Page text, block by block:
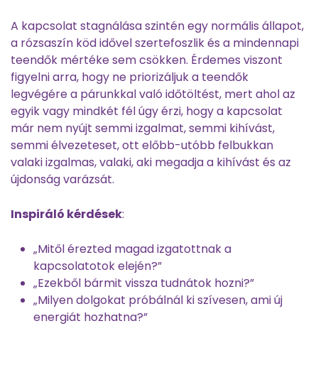
A kapcsolat stagnálása szintén egy normális állapot,
a rózsaszín köd idővel szertefoszlik és a mindennapi
teendők mértéke sem csökken. Érdemes viszont
figyelni arra, hogy ne priorizáljuk a teendők
legvégére a párunkkal való időtöltést, mert ahol az
egyik vagy mindkét fél úgy érzi, hogy a kapcsolat
már nem nyújt semmi izgalmat, semmi kihívást,
semmi élvezeteset, ott előbb-utóbb felbukkan
valaki izgalmas, valaki, aki megadja a kihívást és az
újdonság varázsát.
Inspiráló kérdések:
„Mitől érezted magad izgatottnak a
kapcsolatotok elején?”
„Ezekből bármit vissza tudnátok hozni?”
„Milyen dolgokat próbálnál ki szívesen, ami új
energiát hozhatna?”